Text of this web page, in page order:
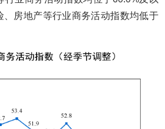
、房地产等行业商务活动指数均低于